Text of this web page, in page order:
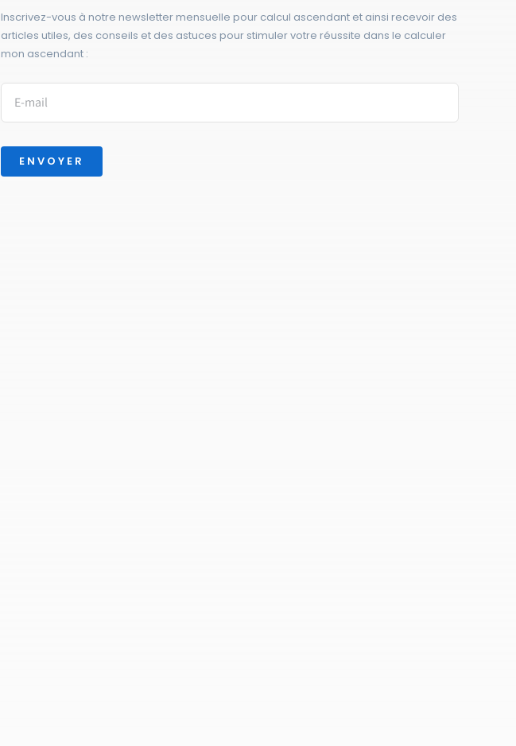
Inscrivez-vous à notre newsletter mensuelle pour calcul ascendant et ainsi recevoir des
articles utiles, des conseils et des astuces pour stimuler votre réussite dans le calculer
mon ascendant :
ENVOYER